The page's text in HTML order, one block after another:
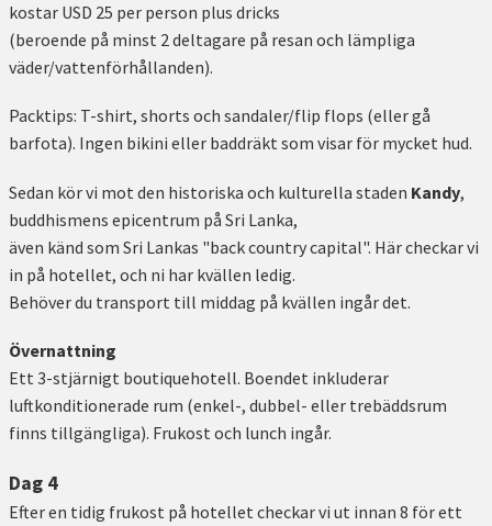
kostar USD 25 per person plus dricks
(beroende på minst 2 deltagare på resan och lämpliga
väder/vattenförhållanden).
Packtips: T-shirt, shorts och sandaler/flip flops (eller gå
barfota). Ingen bikini eller baddräkt som visar för mycket hud.
Sedan kör vi mot den historiska och kulturella staden Kandy,
buddhismens epicentrum på Sri Lanka,
även känd som Sri Lankas "back country capital". Här checkar vi
in ​​på hotellet, och ni har kvällen ledig.
Behöver du transport till middag på kvällen ingår det.
Övernattning
Ett 3-stjärnigt boutiquehotell. Boendet inkluderar
luftkonditionerade rum (enkel-, dubbel- eller trebäddsrum
finns tillgängliga). Frukost och lunch ingår.
Dag 4
Efter en tidig frukost på hotellet checkar vi ut innan 8 för ett